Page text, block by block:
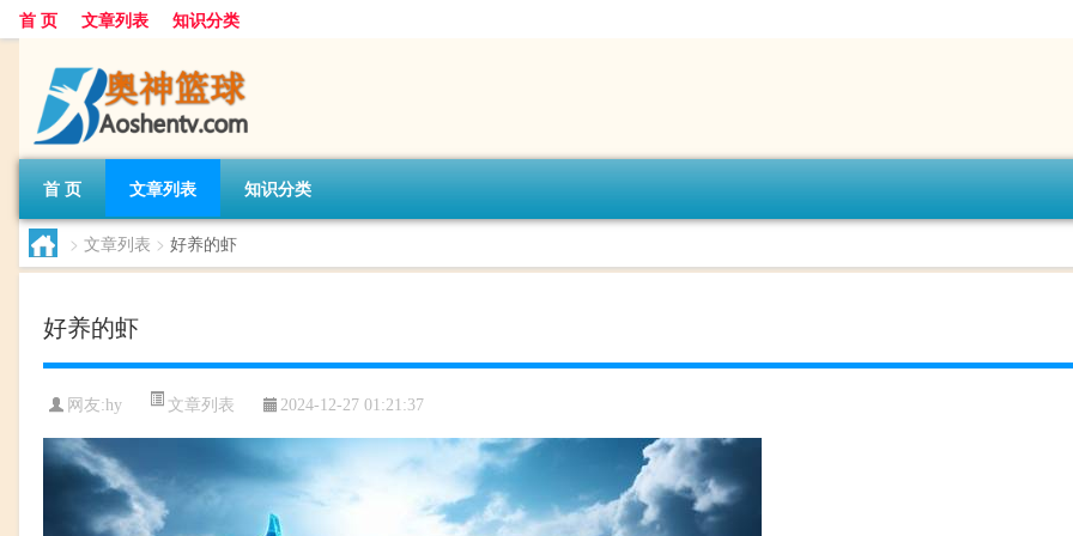
首 页 文章列表 知识分类
首 页 文章列表 知识分类
> 文章列表 > 好养的虾
好养的虾
网友:hy 文章列表 2024-12-27 01:21:37